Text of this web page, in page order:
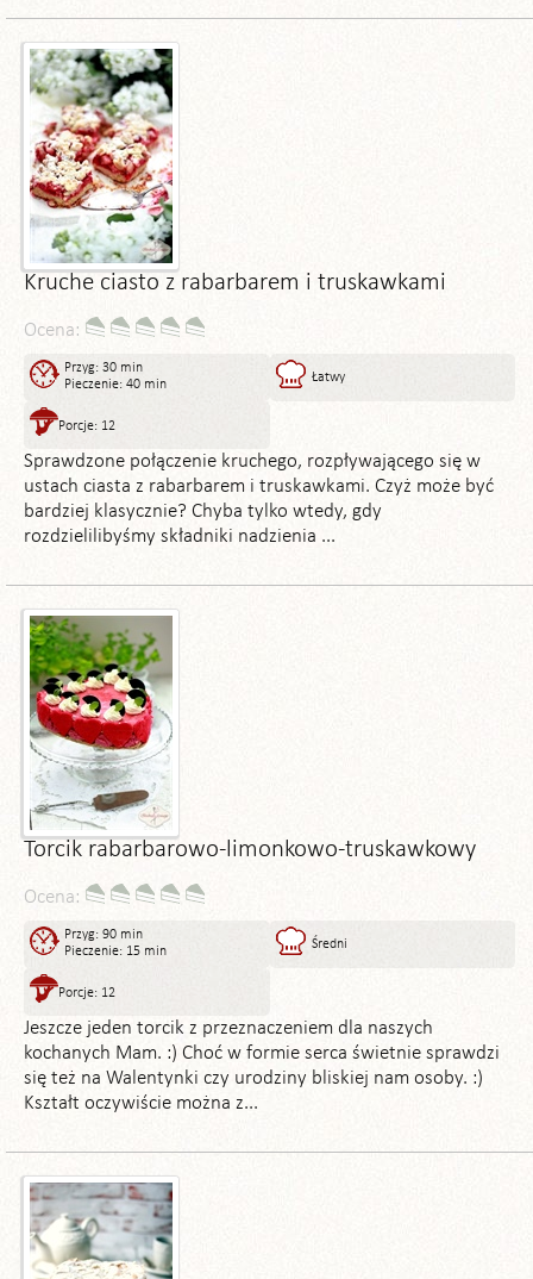
Kruche ciasto z rabarbarem i truskawkami
Ocena:
Przyg: 30 min
Pieczenie: 40 min
Łatwy
Porcje: 12
Sprawdzone połączenie kruchego, rozpływającego się w
ustach ciasta z rabarbarem i truskawkami. Czyż może być
bardziej klasycznie? Chyba tylko wtedy, gdy
rozdzielilibyśmy składniki nadzienia ...
Torcik rabarbarowo-limonkowo-truskawkowy
Ocena:
Przyg: 90 min
Pieczenie: 15 min
Średni
Porcje: 12
Jeszcze jeden torcik z przeznaczeniem dla naszych
kochanych Mam. :) Choć w formie serca świetnie sprawdzi
się też na Walentynki czy urodziny bliskiej nam osoby. :)
Kształt oczywiście można z...